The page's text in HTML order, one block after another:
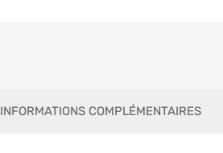
INFORMATIONS COMPLÉMENTAIRES